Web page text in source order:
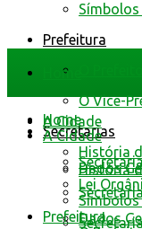
Símbolos
Prefeitura
O Vice-
Secretarias
Home
A Cidade
História
Dados
Home
A Cidade
História
Dados
Lei
Símbolos
Prefeitura